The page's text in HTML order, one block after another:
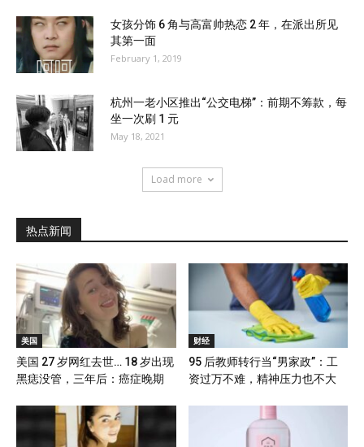
女孩分饰 6 角与高富帅热恋 2 年，在派出所见
其第一面
February 1, 2019
杭州一老小区推出“公交电梯”：前期不筹款，每
坐一次刷 1 元
May 18, 2021
Load more
热点新闻
美国
美国 27 岁网红去世… 18 岁出现
黑痣没管，三年后：癌症晚期
财经
95 后教师转行当“男家政”：工
资过万不难，精神压力也不大